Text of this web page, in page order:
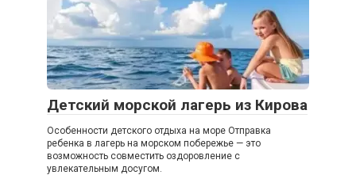
Детский морской лагерь из Кирова
Особенности детского отдыха на море Отправка
ребенка в лагерь на морском побережье — это
возможность совместить оздоровление с
увлекательным досугом.